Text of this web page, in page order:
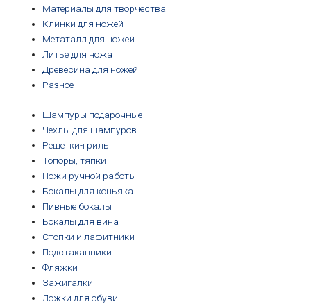
Материалы для творчества
Клинки для ножей
Метаталл для ножей
Литье для ножа
Древесина для ножей
Разное
Шампуры подарочные
Чехлы для шампуров
Решетки-гриль
Топоры, тяпки
Ножи ручной работы
Бокалы для коньяка
Пивные бокалы
Бокалы для вина
Стопки и лафитники
Подстаканники
Фляжки
Зажигалки
Ложки для обуви